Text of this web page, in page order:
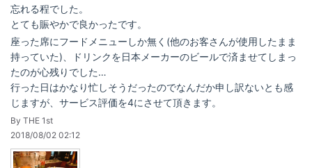
忘れる程でした。
とても賑やかで良かったです。
座った席にフードメニューしか無く(他のお客さんが使用したまま
持っていた)、ドリンクを日本メーカーのビールで済ませてしまっ
たのが心残りでした…
行った日はかなり忙しそうだったのでなんだか申し訳ないとも感
じますが、サービス評価を4にさせて頂きます。
By THE 1st
2018/08/02 02:12